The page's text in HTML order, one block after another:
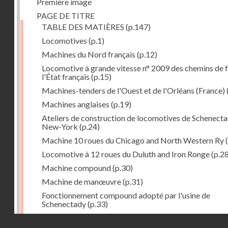
PAGE DE TITRE
TABLE DES MATIÈRES (p.147)
Locomotives (p.1)
Machines du Nord français (p.12)
Locomotive à grande vitesse n° 2009 des chemins de
l'État français (p.15)
Machines-tenders de l'Ouest et de l'Orléans (France)
Machines anglaises (p.19)
Ateliers de construction de locomotives de
New-York (p.24)
Machine 10 roues du Chicago and North Western Ry
Locomotive à 12 roues du Duluth and Iron Ronge
Machine compound(p.30)
Machine de manœuvre(p.31)
Fonctionnement compound adopté par l'usine de
Schenectady(p.33)